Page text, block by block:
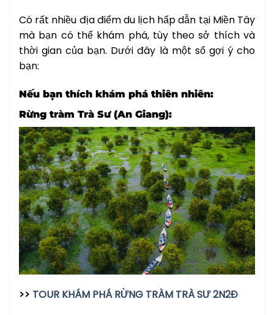
Có rất nhiều địa điểm du lịch hấp dẫn tại Miền Tây
mà bạn có thể khám phá, tùy theo sở thích và
thời gian của bạn. Dưới đây là một số gợi ý cho
bạn:
Nếu bạn thích khám phá thiên nhiên:
Rừng tràm Trà Sư (An Giang):
>> TOUR KHÁM PHÁ RỪNG TRÀM TRÀ SƯ 2N2Đ